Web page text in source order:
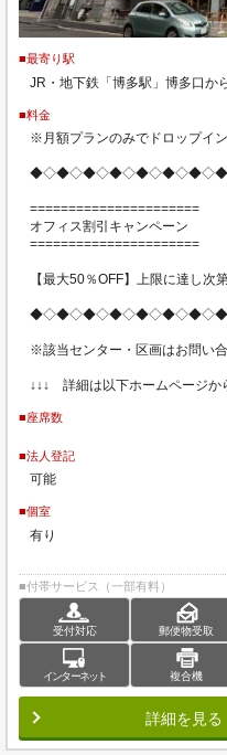
■最寄り駅
JR・地下鉄「博多駅」博多口か
■料金
※月額プランのみでドロップイ
======================
オフィス割引キャンペーン
======================
【最大50％OFF】上限に達し次
※該当センター・区画はお問い合
↓↓↓ 詳細は以下ホームページ
■座席数
■法人登記
可能
■個室
有り
■付帯サービス（一部有料）
受付対応 郵便物受取
インターネット 複合機
詳細を見る